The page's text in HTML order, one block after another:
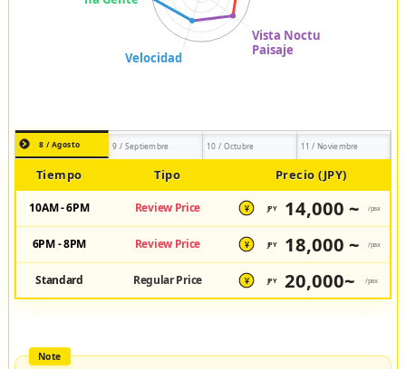
8 / Agosto 9 / Septiembre 10 / Octubre 11 / Noviembre
Tiempo Tipo Precio (JPY)
10AM - 6PM Review Price ¥ JPY 14,000 ~ /pax
6PM - 8PM Review Price ¥ JPY 18,000 ~ /pax
Standard Regular Price ¥ JPY 20,000~ /pax